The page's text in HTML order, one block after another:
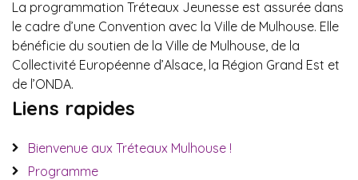
La programmation Tréteaux Jeunesse est assurée dans
le cadre d’une Convention avec la Ville de Mulhouse. Elle
bénéficie du soutien de la Ville de Mulhouse, de la
Collectivité Européenne d’Alsace, la Région Grand Est et
de l’ONDA.
Liens rapides
Bienvenue aux Tréteaux Mulhouse !
Programme